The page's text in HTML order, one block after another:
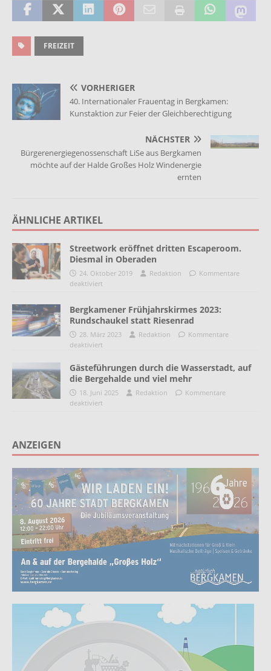
FREIZEIT
VORHERIGER
40. Internationaler Frauentag in Bergkamen:
Kunstaktion zur Feier der Gleichberechtigung
NÄCHSTER
Bürgerenergiegenossenschaft LiSe aus Bergkamen
möchte auf der Halde Großes Holz Windenergie
ernten
ÄHNLICHE ARTIKEL
Streetwork eröffnet dritten Escaperoom.
Diesmal in Oberaden
24. Oktober 2019 Redaktion
Kommentare
deaktiviert
Bergkamener Frühjahrskirmes 2023:
Rundschaukel statt Riesenrad
28. März 2023 Redaktion
Kommentare
deaktiviert
Gästeführungen durch die Wasserstadt, auf
die Bergehalde und viel mehr
18. Juni 2025 Redaktion
Kommentare
deaktiviert
ANZEIGEN